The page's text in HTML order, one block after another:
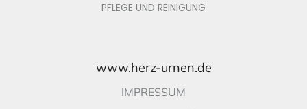
PFLEGE UND REINIGUNG
www.herz-urnen.de
IMPRESSUM